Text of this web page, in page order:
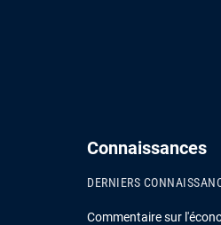
Connaissances
DERNIERS
Commentaire sur